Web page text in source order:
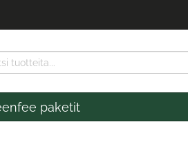
paketit